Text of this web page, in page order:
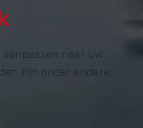
naar uw
zijn onder andere: